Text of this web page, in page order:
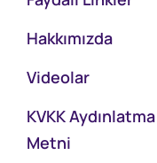
Hakkımızda
Videolar
KVKK Aydınlatma
Metni